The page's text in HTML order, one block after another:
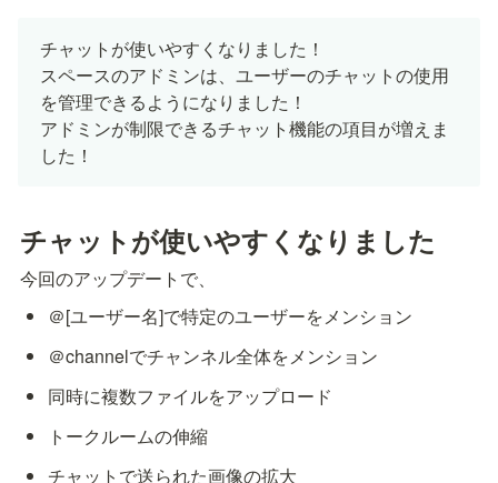
チャットが使いやすくなりました！
スペースのアドミンは、ユーザーのチャットの使用
を管理できるようになりました！
アドミンが制限できるチャット機能の項目が増えま
した！
チャットが使いやすくなりました
今回のアップデートで、
＠[ユーザー名]で特定のユーザーをメンション
＠channelでチャンネル全体をメンション
同時に複数ファイルをアップロード
トークルームの伸縮
チャットで送られた画像の拡大